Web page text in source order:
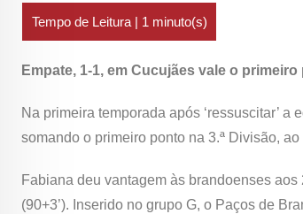
Empate, 1-1, em Cucujães vale o
Na primeira temporada após ‘ressuscitar’
somando o primeiro ponto na 3.ª Divisão,
Fabiana deu vantagem às brandoenses
(90+3’). Inserido no grupo G, o Paços de